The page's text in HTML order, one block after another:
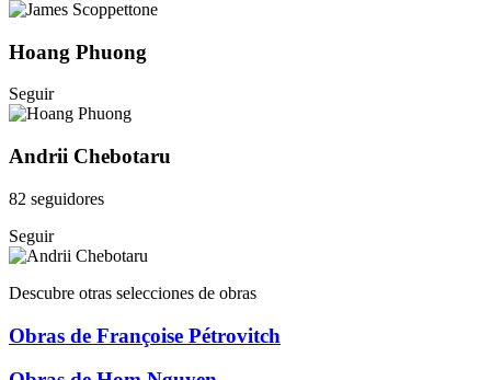
Hoang Phuong
Seguir
Andrii Chebotaru
82 seguidores
Seguir
Descubre otras selecciones de obras
Obras de Françoise Pétrovitch